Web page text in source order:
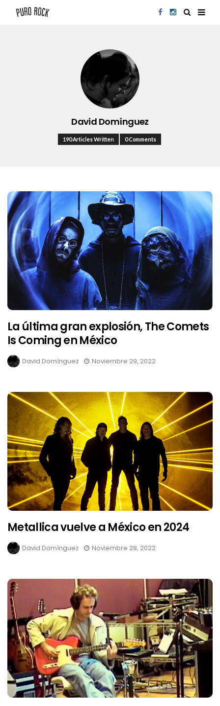
David Domínguez
190 Articles Written 0 Comments
La última gran explosión, The Comets
Is Coming en México
David Domínguez Noviembre 29, 2022
Metallica vuelve a México en 2024
David Domínguez Noviembre 28, 2022